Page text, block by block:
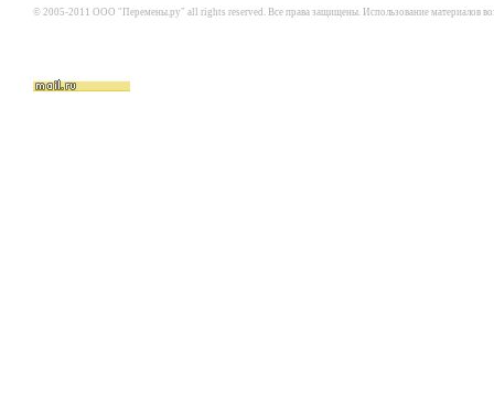
© 2005-2011 ООО "Перемены.ру" all rights reserved. Все права защищены. Использование материалов